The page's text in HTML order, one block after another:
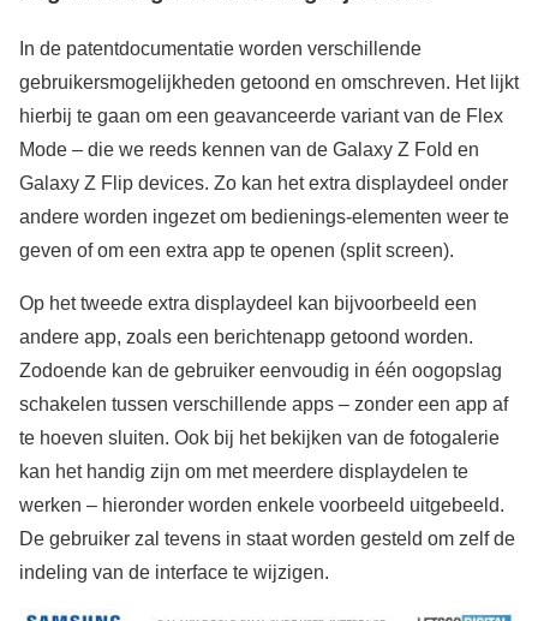
In de patentdocumentatie worden verschillende
gebruikersmogelijkheden getoond en omschreven. Het lijkt
hierbij te gaan om een geavanceerde variant van de Flex
Mode – die we reeds kennen van de Galaxy Z Fold en
Galaxy Z Flip devices. Zo kan het extra displaydeel onder
andere worden ingezet om bedienings-elementen weer te
geven of om een extra app te openen (split screen).
Op het tweede extra displaydeel kan bijvoorbeeld een
andere app, zoals een berichtenapp getoond worden.
Zodoende kan de gebruiker eenvoudig in één oogopslag
schakelen tussen verschillende apps – zonder een app af
te hoeven sluiten. Ook bij het bekijken van de fotogalerie
kan het handig zijn om met meerdere displaydelen te
werken – hieronder worden enkele voorbeeld uitgebeeld.
De gebruiker zal tevens in staat worden gesteld om zelf de
indeling van de interface te wijzigen.